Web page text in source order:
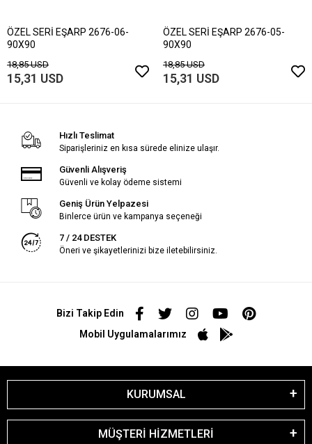
ÖZEL SERİ EŞARP 2676-06-
90X90
18,85 USD
15,31 USD
ÖZEL SERİ EŞARP 2676-05-
90X90
18,85 USD
15,31 USD
Hızlı Teslimat
Siparişleriniz en kısa sürede elinize ulaşır.
Güvenli Alışveriş
Güvenli ve kolay ödeme sistemi
Geniş Ürün Yelpazesi
Binlerce ürün ve kampanya seçeneği
7 / 24 DESTEK
Öneri ve şikayetlerinizi bize iletebilirsiniz.
Bizi Takip Edin
Mobil Uygulamalarımız
KURUMSAL
MÜŞTERİ HİZMETLERİ